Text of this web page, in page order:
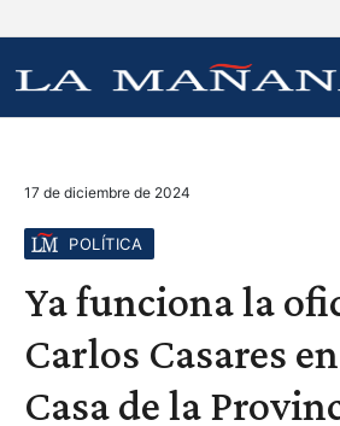
17 de diciembre de 2024
POLÍTICA
Ya funciona la
Carlos Casares
Casa de la